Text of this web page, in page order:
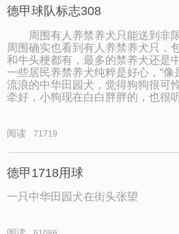
德甲球队标志308
周围有人养禁养犬只能送到非
周围确实也看到有人养禁养犬只，
和牛头梗都有，最多的禁养犬还是
一些居民养禁养犬纯粹是好心，“
流浪的中华田园犬，觉得狗狗很可
牵好，小狗现在白白胖胖的，也很
阅读 71719
德甲1718用球
一只中华田园犬在街头张望